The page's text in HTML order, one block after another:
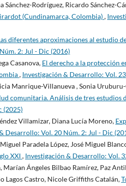
Sánchez-Rodríguez, Ricardo Sánchez-
(Cundinamarca, Colombia),
diferentes aproximaciones al estudio
2: Jul - Dic (2016)
Casanova, El derecho a la protección
, Investigación & Desarrollo: Vol.
Manrique-Villanueva , Sonia
comunitaria. Análisis de tres estudios
(2025)
Villamizar, Diana Lucía Moreno,
Desarrollo: Vol. 20 Núm. 2: Jul - Dic
Paradela López, José Miguel
XXI , Investigación & Desarrollo: Vol.
Ángeles Bilbao Ramírez, Paz
Lagos Castro, Nicole Griffiths Catalán,